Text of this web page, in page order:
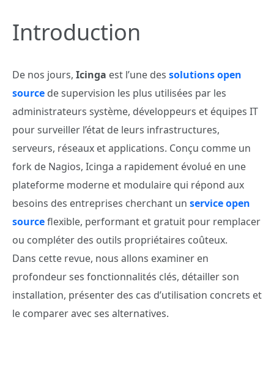
Introduction
De nos jours, Icinga est l’une des solutions open
source de supervision les plus utilisées par les
administrateurs système, développeurs et équipes IT
pour surveiller l’état de leurs infrastructures,
serveurs, réseaux et applications. Conçu comme un
fork de Nagios, Icinga a rapidement évolué en une
plateforme moderne et modulaire qui répond aux
besoins des entreprises cherchant un service open
sourceflexible, performant et gratuit pour remplacer
ou compléter des outils propriétaires coûteux.
Dans cette revue, nous allons examiner en
profondeur ses fonctionnalités clés, détailler son
installation, présenter des cas d’utilisation concrets et
le comparer avec ses alternatives.